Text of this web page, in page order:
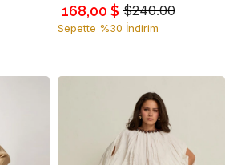
$240.00
168,00 $
Sepette %30 İndirim